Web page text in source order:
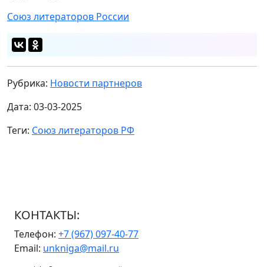
Союз литераторов России
Рубрика: Новости партнеров
Дата: 03-03-2025
Теги: Союз литераторов РФ
КОНТАКТЫ:
Телефон: +7 (967) 097-40-77
Email: unkniga@mail.ru